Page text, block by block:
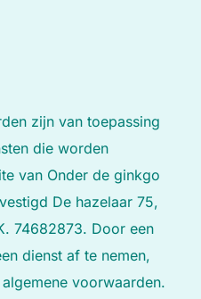
zijn van toepassing
die worden
van Onder de ginkgo
De hazelaar 75,
74682873. Door een
dienst af te nemen,
voorwaarden.